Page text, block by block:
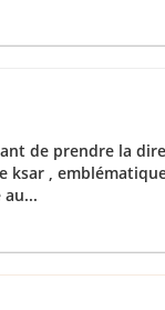
de prendre la
ksar ,
au...